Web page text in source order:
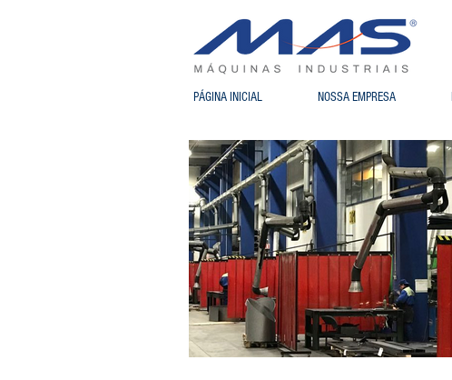
PÁGINA INICIAL NOSSA EMPRESA